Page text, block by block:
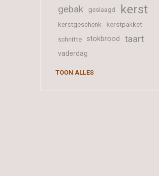
gebak geslaagd kerst
kerstgeschenk
kerstpakket
schnitte
stokbrood taart
vaderdag
TOON ALLES